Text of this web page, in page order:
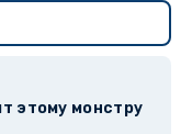
этому монстру